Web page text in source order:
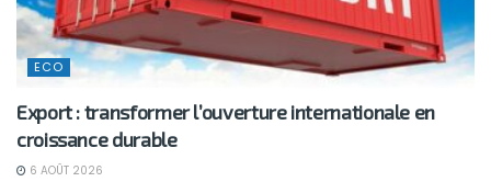
ECO
Export : transformer l’ouverture internationale en
croissance durable
6 AOÛT 2026